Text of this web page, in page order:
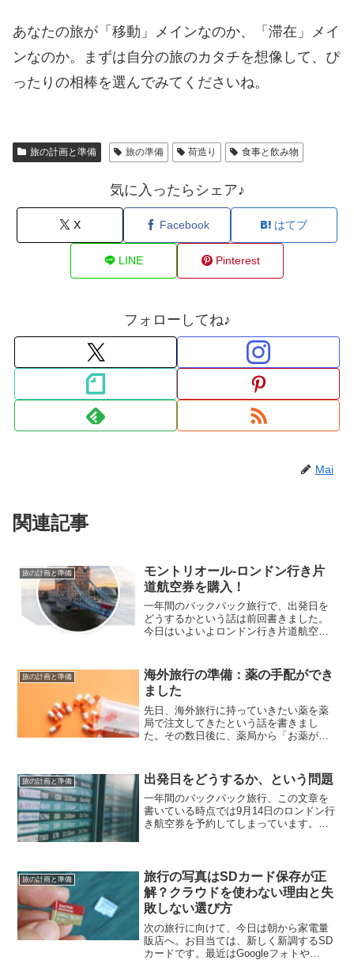
​あなたの旅が「移動」メインなのか、「滞在」メイ
ンなのか。まずは自分の旅のカタチを想像して、ぴ
ったりの相棒を選んでみてくださいね。
旅の計画と準備 旅の準備 荷造り 食事と飲み物
気に入ったらシェア♪
X Facebook はてブ
LINE Pinterest
フォローしてね♪
Mai
関連記事
旅の計画と準備
モントリオール‐ロンドン行き片
道航空券を購入！
一年間のバックパック旅行で、出発日を
どうするかという話は前回書きました。
今日はいよいよロンドン行き片道航空券
Bought a On...
旅の計画と準備
海外旅行の準備：薬の手配ができ
ました
先日、海外旅行に持っていきたい薬を薬
局で注文してきたという話を書きまし
た。その数日後に、薬局から「お薬がそ
用事などがあり、取りに行けていなかっ
たんですね。やっと、今日に...
旅の計画と準備 出発日をどうするか、という問題
一年間のバックパック旅行、この文章を
書いている時点では9月14日のロンドン行
き航空券を予約してしまっています。た
発日を決めたときの話...
旅の計画と準備
旅行の写真はSDカード保存が正
解？クラウドを使わない理由と失
敗しない選び方
次の旅行に向けて、今日は朝から家電量
販店へ。お目当ては、新しく新調するSD
カードです。​最近はGoogleフォトや